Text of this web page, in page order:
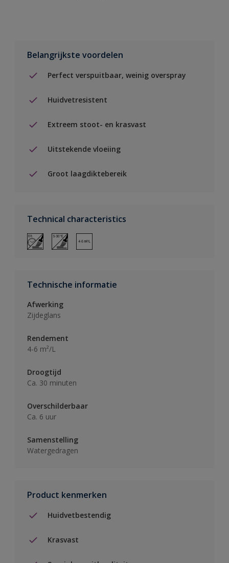
Belangrijkste voordelen
Perfect verspuitbaar, weinig overspray
Huidvetresistent
Extreem stoot- en krasvast
Uitstekende vloeiing
Groot laagdiktebereik
Technical characteristics
Technische informatie
Afwerking
Zijdeglans
Rendement
4-6 m²/L
Droogtijd
Ca. 30 minuten
Overschilderbaar
Ca. 6 uur
Samenstelling
Watergedragen
Product kenmerken
Huidvetbestendig
Krasvast